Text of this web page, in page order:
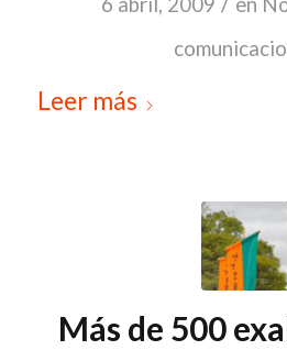
Leer más
Más de 500